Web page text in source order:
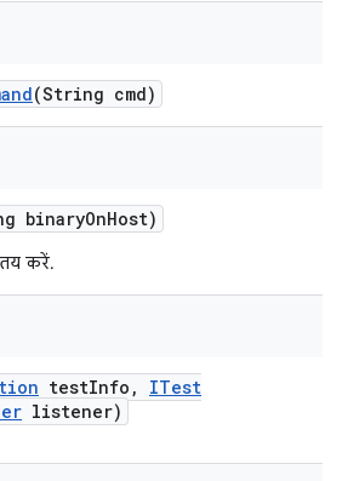
(String cmd)
binaryOnHost)
करें.
testInfo ,
ITest
listener)